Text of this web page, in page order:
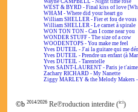
Wayne CAMPBELL - Night time rose
WEST & BYRD - Final kiss of love
WHAM - Where did your heart go
William SHELLER - Fier et fou de vous
William SHELLER - Le carnet à spirale
WON TON TON - Can I come near you
WONDER STUFF - The size of a cow
WOODENTOPS - You make me feel
Yves DUTEIL - J'ai la guitare qui me
Yves DUTEIL - Prendre un enfant (à
Yves DUTEIL - Tarentelle
Yves SAINT-LAURENT - Paris je t'aime
Zachary RICHARD - My Nanette
Ziggy MARLEY & the Melody Makers
©b 2014/2026 Re℗roduction interdite (ici)